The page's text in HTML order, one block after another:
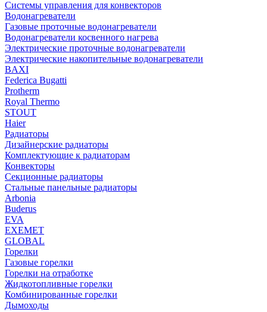
Системы управления для конвекторов
Водонагреватели
Газовые проточные водонагреватели
Водонагреватели косвенного нагрева
Электрические проточные водонагреватели
Электрические накопительные водонагреватели
BAXI
Federica Bugatti
Protherm
Royal Thermo
STOUT
Haier
Радиаторы
Дизайнерские радиаторы
Комплектующие к радиаторам
Конвекторы
Секционные радиаторы
Стальные панельные радиаторы
Arbonia
Buderus
EVA
EXEMET
GLOBAL
Горелки
Газовые горелки
Горелки на отработке
Жидкотопливные горелки
Комбинированные горелки
Дымоходы